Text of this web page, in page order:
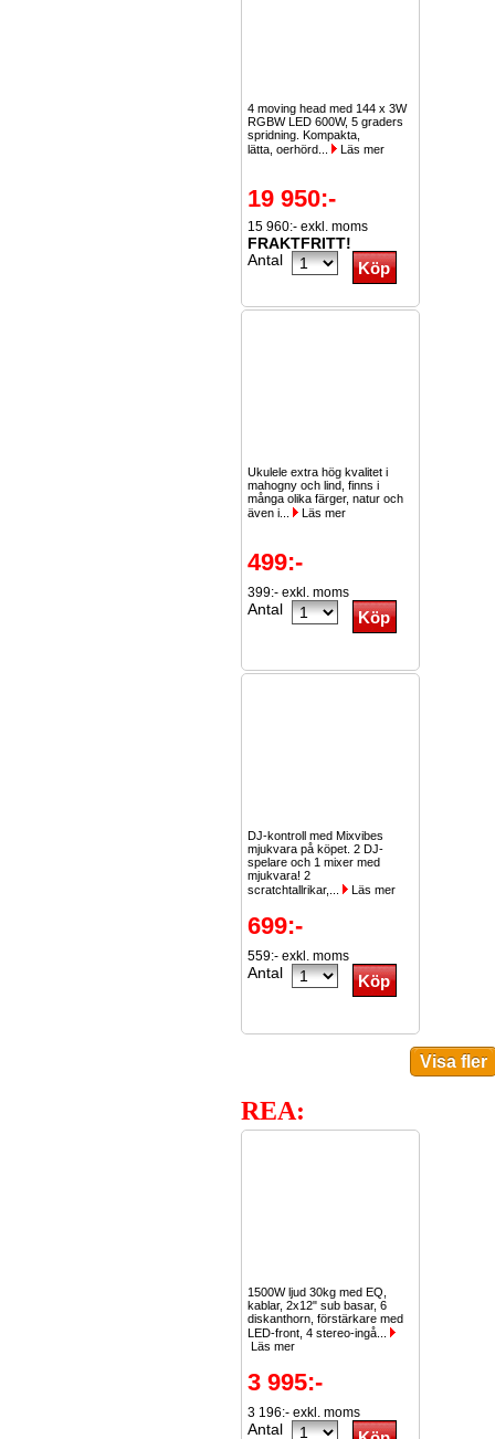
4 moving head med 144 x 3W
RGBW LED 600W, 5 graders
spridning. Kompakta,
lätta, oerhörd...
Läs mer
19 950:-
15 960:- exkl. moms
FRAKTFRITT!
Antal
Ukulele extra hög kvalitet i
mahogny och lind, finns i
många olika färger, natur och
även i...
Läs mer
499:-
399:- exkl. moms
Antal
DJ-kontroll med Mixvibes
mjukvara på köpet. 2 DJ-
spelare och 1 mixer med
mjukvara! 2
scratchtallrikar,...
Läs mer
699:-
559:- exkl. moms
Antal
REA:
1500W ljud 30kg med EQ,
kablar, 2x12" sub basar, 6
diskanthorn, förstärkare med
LED-front, 4 stereo-ingå...
Läs mer
3 995:-
3 196:- exkl. moms
Antal